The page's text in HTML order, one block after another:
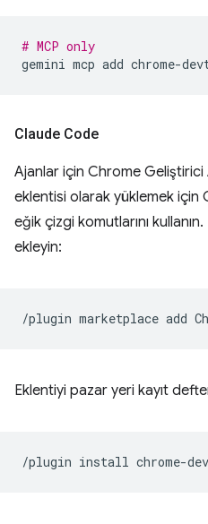
# MCP only
gemini mcp add chrome-
Claude Code
Ajanlar için Chrome Geliştirici
eklentisi olarak yüklemek için
eğik çizgi komutlarını
ekleyin:
/plugin marketplace add
Eklentiyi pazar yeri kayıt
/plugin install